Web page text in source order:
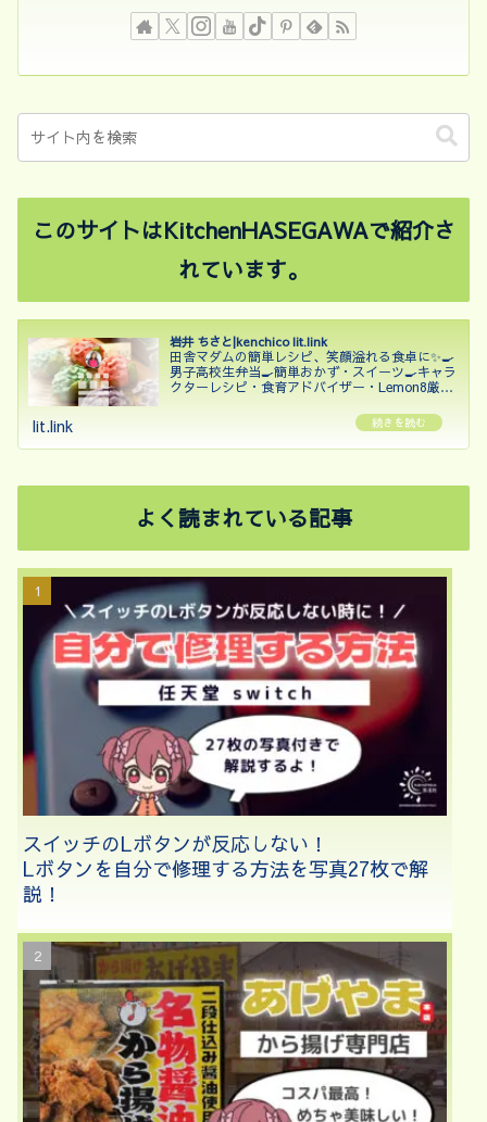
このサイトはKitchenHASEGAWAで紹介さ
れています。
岩井 ちさと|kenchico lit.link
田舎マダムの簡単レシピ、笑顔溢れる食卓に✨🍳
男子高校生弁当🍳簡単おかず・スイーツ🍳キャラ
クターレシピ・食育アドバイザー・Lemon8厳選
ダー2023・2024・カラーコーディネー...
lit.link
よく読まれている記事
スイッチのLボタンが反応しない！
Lボタンを自分で修理する方法を写真27枚で解
説！